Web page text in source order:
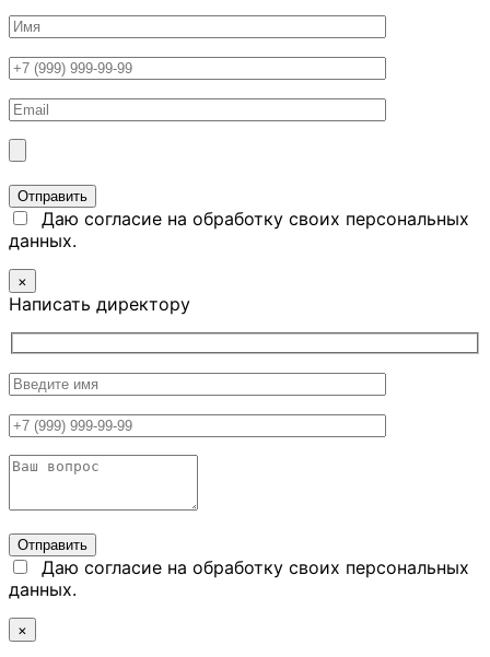
Даю согласие на обработку своих персональных
данных.
×
Написать директору
Даю согласие на обработку своих персональных
данных.
×